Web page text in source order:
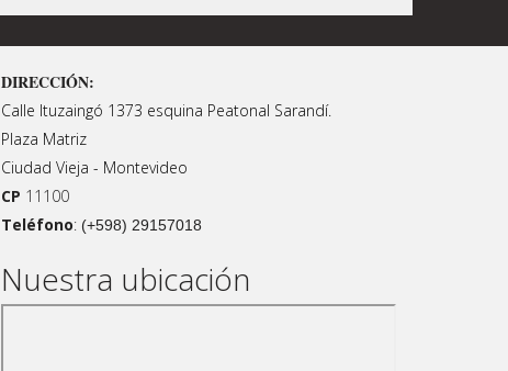
DIRECCIÓN:
Calle Ituzaingó 1373 esquina Peatonal Sarandí.
Plaza Matriz
Ciudad Vieja - Montevideo
CP 11100
Teléfono: (+598) 29157018
Nuestra ubicación